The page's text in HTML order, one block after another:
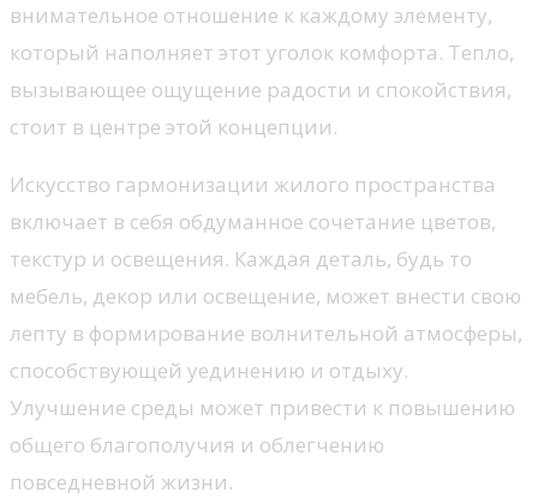
внимательное отношение к каждому элементу,
который наполняет этот уголок комфорта. Тепло,
вызывающее ощущение радости и спокойствия,
стоит в центре этой концепции.
Искусство гармонизации жилого пространства
включает в себя обдуманное сочетание цветов,
текстур и освещения. Каждая деталь, будь то
мебель, декор или освещение, может внести свою
лепту в формирование волнительной атмосферы,
способствующей уединению и отдыху.
Улучшение среды может привести к повышению
общего благополучия и облегчению
повседневной жизни.